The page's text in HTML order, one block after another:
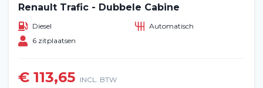
Renault Trafic - Dubbele Cabine
Diesel
Automatisch
6 zitplaatsen
€ 113,65 INCL. BTW